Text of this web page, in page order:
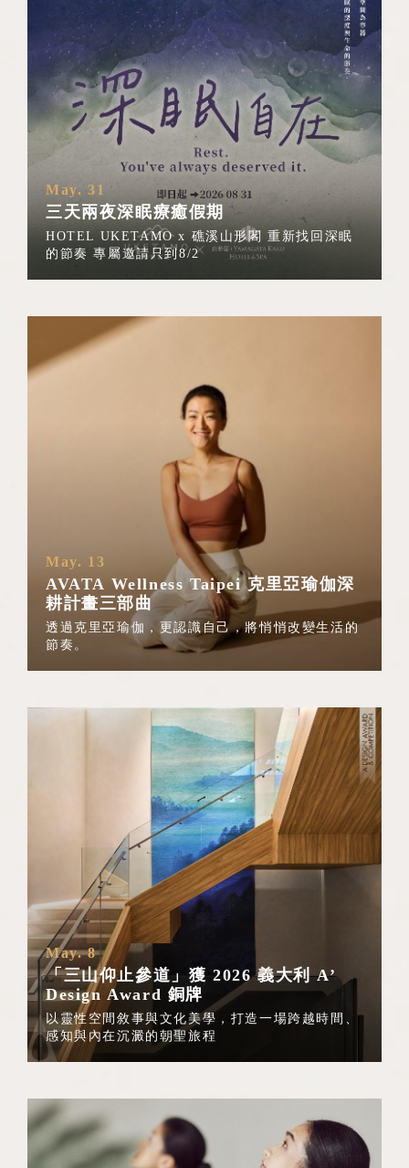
May. 31
三天兩夜深眠療癒假期
HOTEL UKETAMO x 礁溪山形閣 重新找回深眠
的節奏 專屬邀請只到8/2
May. 13
AVATA Wellness Taipei 克里亞瑜伽深
耕計畫三部曲
透過克里亞瑜伽，更認識自己，將悄悄改變生活的
節奏。
May. 8
「三山仰止參道」獲 2026 義大利 A’
Design Award 銅牌
以靈性空間敘事與文化美學，打造一場跨越時間、
感知與內在沉澱的朝聖旅程